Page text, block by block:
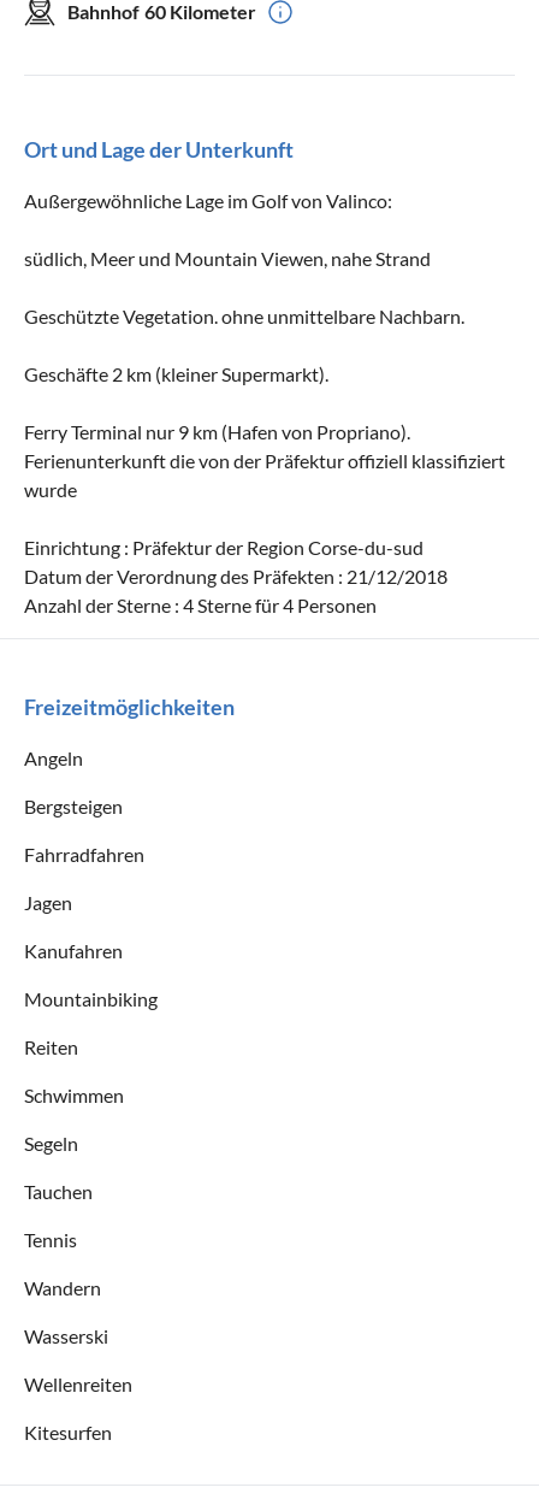
Bahnhof 60 Kilometer
Ort und Lage der Unterkunft
Außergewöhnliche Lage im Golf von Valinco:
südlich, Meer und Mountain Viewen, nahe Strand
Geschützte Vegetation. ohne unmittelbare Nachbarn.
Geschäfte 2 km (kleiner Supermarkt).
Ferry Terminal nur 9 km (Hafen von Propriano).
Ferienunterkunft die von der Präfektur offiziell klassifiziert
wurde
Einrichtung : Präfektur der Region Corse-du-sud
Datum der Verordnung des Präfekten : 21/12/2018
Anzahl der Sterne : 4 Sterne für 4 Personen
Freizeitmöglichkeiten
Angeln
Bergsteigen
Fahrradfahren
Jagen
Kanufahren
Mountainbiking
Reiten
Schwimmen
Segeln
Tauchen
Tennis
Wandern
Wasserski
Wellenreiten
Kitesurfen